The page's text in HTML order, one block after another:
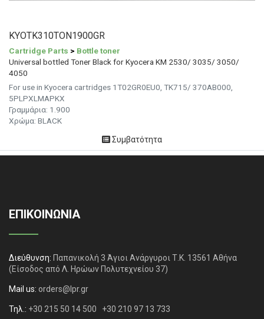
KYOTK310TON1900GR
Cartridge Parts > Bottle toner
Universal bottled Toner Black for Kyocera KM 2530/ 3035/ 3050/
4050
For use in Kyocera cartridges 1T02GR0EU0, TK715/ 370AB000,
5PLPXLMAPKX
Γραμμάρια: 1.900
Χρώμα: BLACK
Συμβατότητα
ΕΠΙΚΟΙΝΩΝΙΑ
Διεύθυνση: Παπανικολή 3 Άγιοι Ανάργυροι Τ.Κ. 13561 Αθήνα
(Είσοδος από Λ. Ηρώων Πολυτεχνείου 37)
Mail us: orders@lpr.gr
Τηλ.: +30 215 50 14 500 +30 210 97 13 733